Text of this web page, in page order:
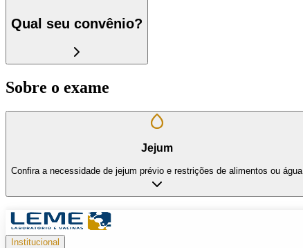
Qual seu convênio?
Sobre o exame
Jejum
Confira a necessidade de jejum prévio e restrições de alimentos ou água
Institucional